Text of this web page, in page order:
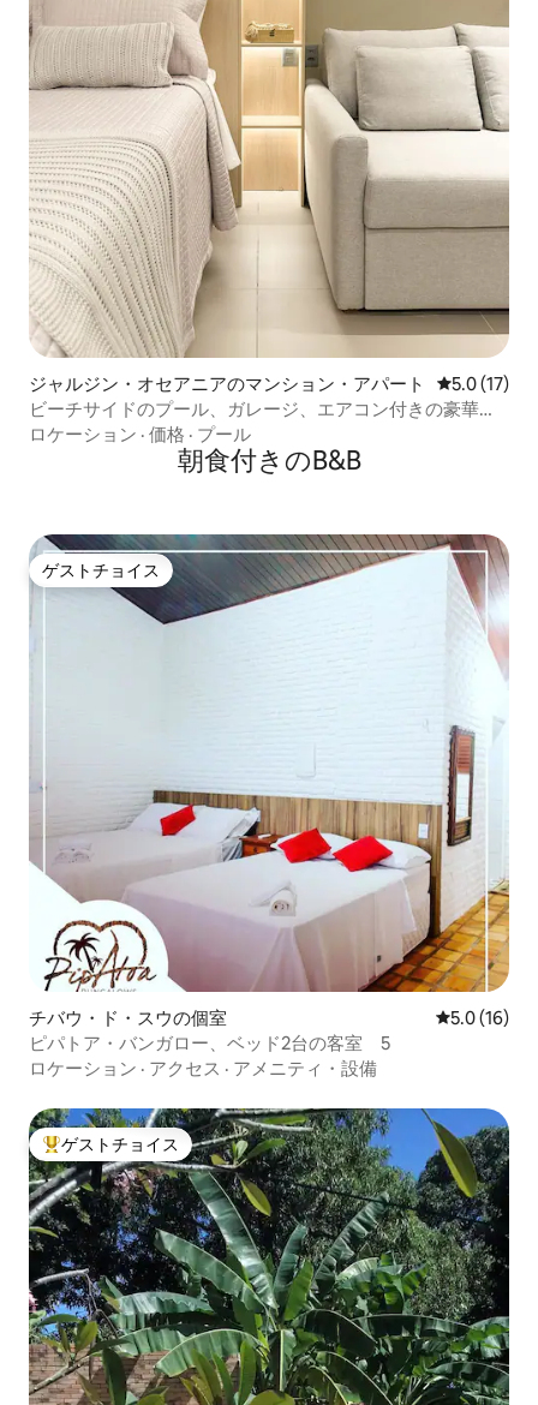
ジャルジン・オセアニアのマンション・アパート レビュー17
5.0 (17)
ビーチサイドのプール、ガレージ、エアコン付きの豪華な
お部屋
ロケーション · 価格 · プール
朝食付きのB&B
ゲストチョイス
ゲストチョイス
チバウ・ド・スウの個室 レビュー16
5.0 (16)
ピパトア・バンガロー、ベッド2台の客室 5
ロケーション · アクセス · アメニティ・設備
大好評のゲストチョイスです。
ゲストチョイス